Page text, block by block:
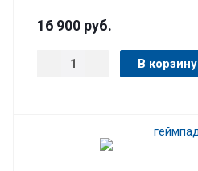
16 900 руб.
В корзину